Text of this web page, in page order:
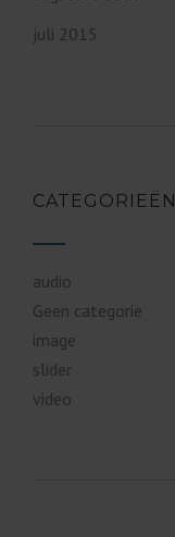
juli 2015
CATEGORIEËN
audio
Geen categorie
image
slider
video